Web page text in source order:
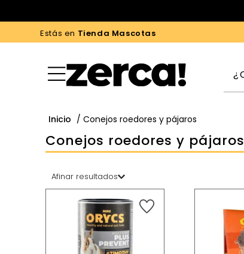
Estás en Tienda Mascotas
Inicio / Conejos roedores y pájaros
Conejos roedores y pájaros
Afinar resultados